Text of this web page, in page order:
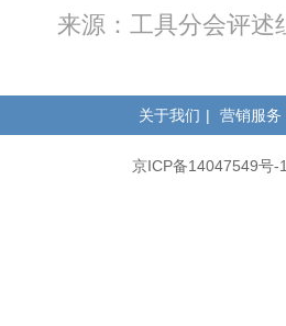
来源：工具分会评述
关于我们 | 营销服务
京ICP备14047549号-